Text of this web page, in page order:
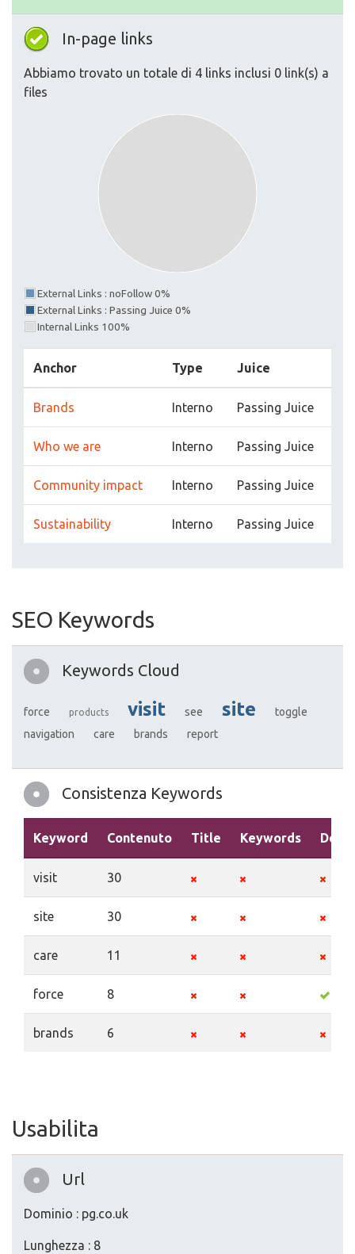
In-page links
Abbiamo trovato un totale di 4 links inclusi 0 link(s) a
files
External Links : noFollow 0%
External Links : Passing Juice 0%
Internal Links 100%
Anchor Type Juice
Brands Interno Passing Juice
Who we are Interno Passing Juice
Community impact Interno Passing Juice
Sustainability Interno Passing Juice
SEO Keywords
Keywords Cloud
force products visit see site
toggle
navigation
care brands report
Consistenza Keywords
Keyword Contenuto Title Keywords
visit 30
site 30
care 11
force 8
brands 6
Usabilita
Url
Dominio : pg.co.uk
Lunghezza : 8